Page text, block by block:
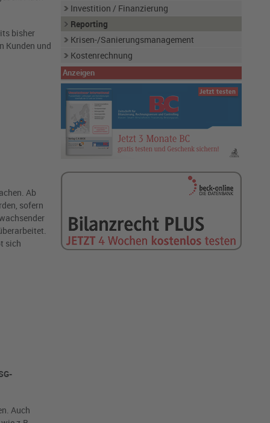
bisher
Kunden und
Ab
sofern
sich
Auch
Investition / Finanzierung
Reporting
Krisen-/Sanierungsmanagement
Kostenrechnung
Anzeigen